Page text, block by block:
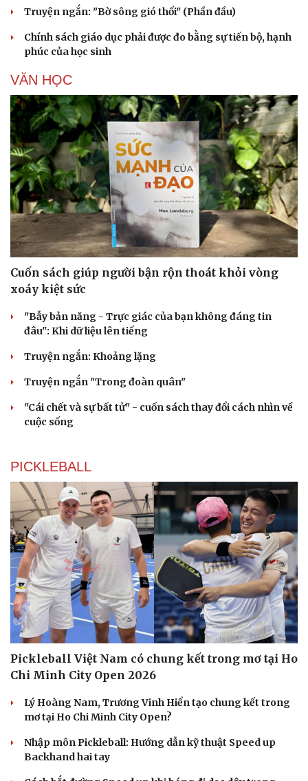
Truyện ngắn: "Bờ sông gió thổi" (Phần đầu)
Chính sách giáo dục phải được đo bằng sự tiến bộ, hạnh
phúc của học sinh
VĂN HỌC
Cuốn sách giúp người bận rộn thoát khỏi vòng
xoáy kiệt sức
"Bẫy bản năng - Trực giác của bạn không đáng tin
đâu": Khi dữ liệu lên tiếng
Truyện ngắn: Khoảng lặng
Truyện ngắn "Trong đoàn quân"
"Cái chết và sự bất tử" - cuốn sách thay đổi cách nhìn về
cuộc sống
PICKLEBALL
Pickleball Việt Nam có chung kết trong mơ tại Ho
Chi Minh City Open 2026
Lý Hoàng Nam, Trương Vinh Hiển tạo chung kết trong
mơ tại Ho Chi Minh City Open?
Nhập môn Pickleball: Hướng dẫn kỹ thuật Speed up
Backhand hai tay